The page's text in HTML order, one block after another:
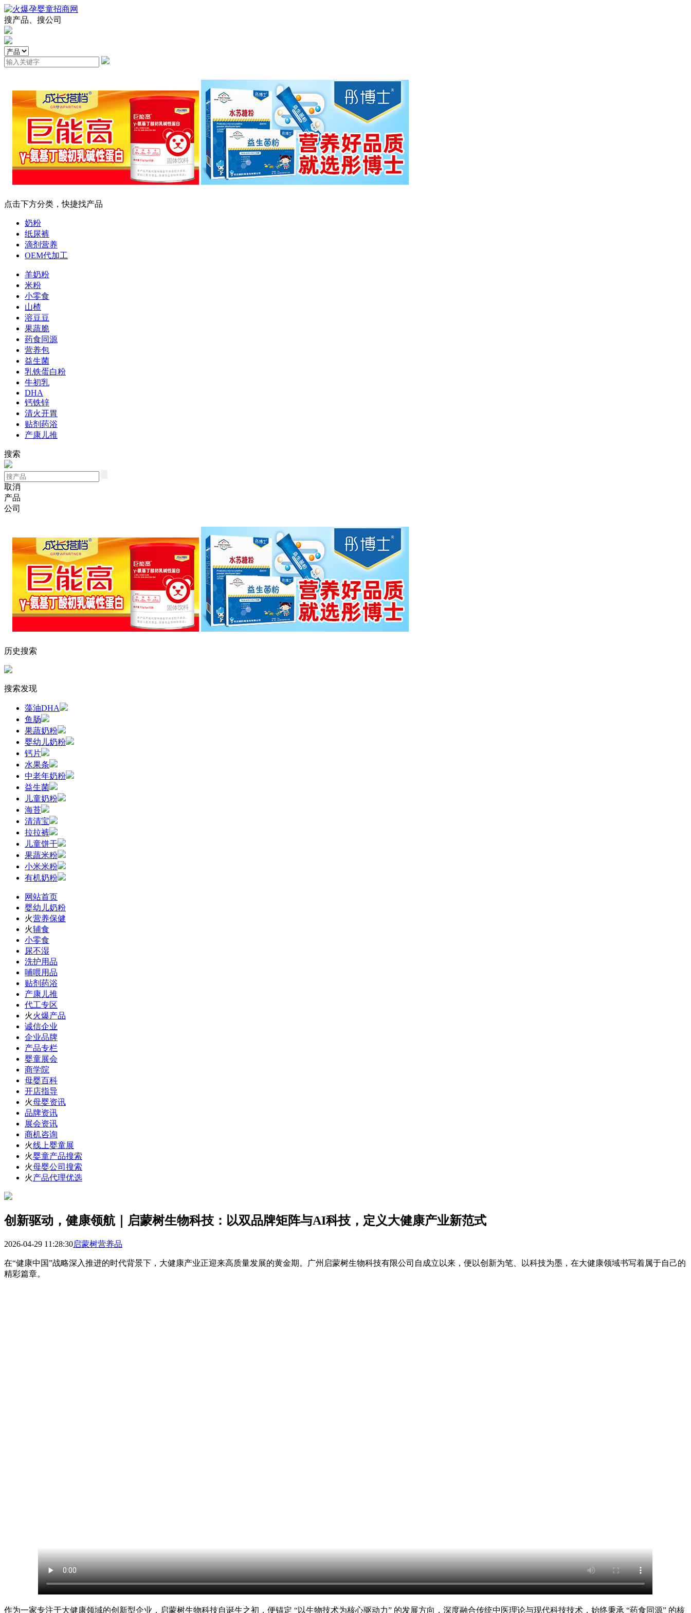
搜产品、搜公司
点击下方分类，快捷找产品
奶粉
纸尿裤
滴剂营养
OEM代加工
羊奶粉
米粉
小零食
山楂
溶豆豆
果蔬脆
药食同源
营养包
益生菌
乳铁蛋白粉
牛初乳
DHA
钙铁锌
清火开胃
贴剂药浴
产康儿推
搜索
取消
产品
公司
历史搜索
搜索发现
藻油DHA
鱼肠
果蔬奶粉
婴幼儿奶粉
钙片
水果条
中老年奶粉
益生菌
儿童奶粉
海苔
清清宝
拉拉裤
儿童饼干
果蔬米粉
小米米粉
有机奶粉
网站首页
婴幼儿奶粉
火营养保健
火辅食
小零食
尿不湿
洗护用品
哺喂用品
贴剂药浴
产康儿推
代工专区
火火爆产品
诚信企业
企业品牌
产品专栏
婴童展会
商学院
母婴百科
开店指导
火母婴资讯
品牌资讯
展会资讯
商机咨询
火线上婴童展
火婴童产品搜索
火母婴公司搜索
火产品代理优选
创新驱动，健康领航｜启蒙树生物科技：以双品牌矩阵与AI科技，定义大健康产业新范式
2026-04-29 11:28:30启蒙树营养品
在“健康中国”战略深入推进的时代背景下，大健康产业正迎来高质量发展的黄金期。广州启蒙树生物科技有限公司自成立以来，便以创新为笔、以科技为墨，在大健康领域书写着属于自己的
精彩篇章。
作为一家专注于大健康领域的创新型企业，启蒙树生物科技自诞生之初，便锚定 “以生物技术为核心驱动力” 的发展方向，深度融合传统中医理论与现代科技技术，始终秉承 “药食同源” 的核